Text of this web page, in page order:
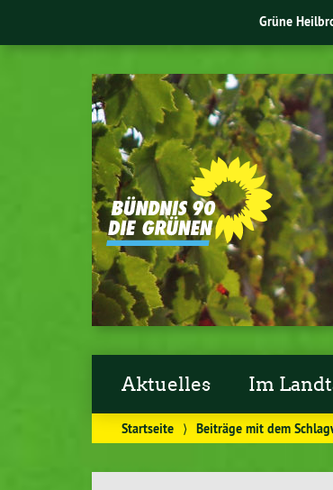
Grüne
Aktuelles Im
Startseite ⟩ Beiträge mit dem